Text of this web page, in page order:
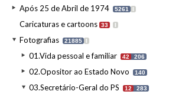
Após 25 de Abril de 1974 5261 I
Caricaturas e cartoons 33 I
Fotografias 21885 I
01.Vida pessoal e familiar 42 206
02.Opositor ao Estado Novo 140
03.Secretário-Geral do PS 12 283